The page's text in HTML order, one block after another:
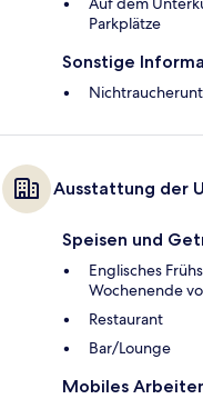
Parkplätze
Sonstige
Ausstattung der
Speisen und
Englisches
Wochenende
Restaurant
Bar/Lounge
Mobiles